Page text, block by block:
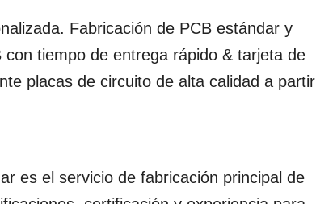
Fabricación de PCB estándar y
tiempo de entrega rápido & tarjeta de
placas de circuito de alta calidad a partir
es el servicio de fabricación principal de